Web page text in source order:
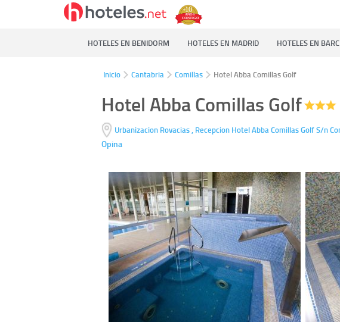
HOTELES EN BENIDORM HOTELES EN MADRID HOTELES EN
Inicio Cantabria Comillas Hotel Abba Comillas Golf
Hotel Abba Comillas Golf
Urbanizacion Rovacias , Recepcion Hotel Abba Comillas Golf S/n
Opina